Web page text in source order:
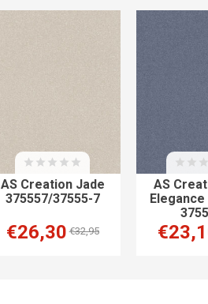
AS Creation Jade
375557/37555-7
€26,30 €32,95
AS
Elegance